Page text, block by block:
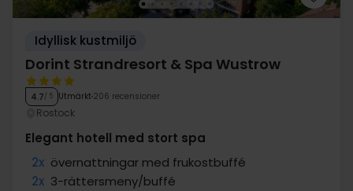
Idyllisk kustmiljö
Dorint Strandresort & Spa Wustrow
4.7/ 5 Utmärkt 206 recensioner
Rostock
Elegant hotell med stort spa
2x övernattningar med frukostbuffé
2x 3-rättersmeny/buffé